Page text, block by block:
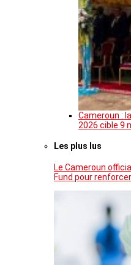
Cameroun :
2026 cible 9
Les plus lus
Le Cameroun
Fund pour